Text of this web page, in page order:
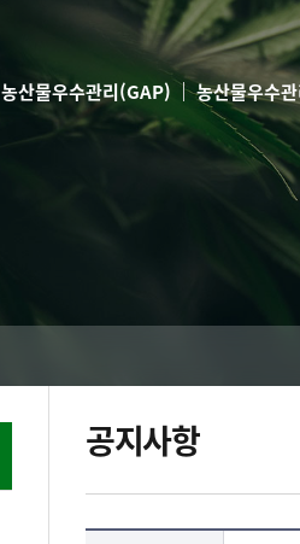
농산물우수관리(GAP) 농산물우수
공지사항